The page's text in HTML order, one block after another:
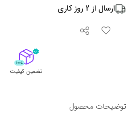
ارسال از 2 روز کاری
تضمین کیفیت
توضیحات محصول